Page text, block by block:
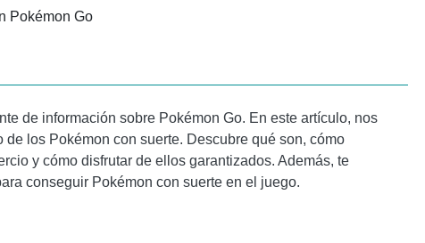
Pokémon Go
de información sobre Pokémon Go. En este artículo, nos
los Pokémon con suerte. Descubre qué son, cómo
y cómo disfrutar de ellos garantizados. Además, te
conseguir Pokémon con suerte en el juego.